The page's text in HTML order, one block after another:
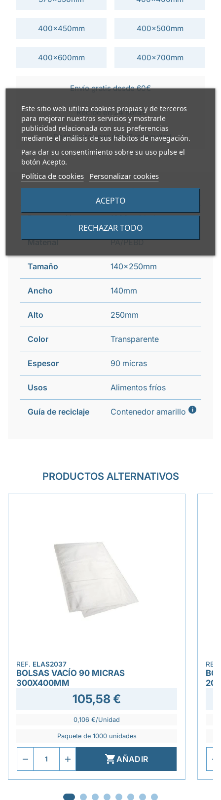
Este sitio web utiliza cookies propias y de terceros
para mejorar nuestros servicios y mostrarle
publicidad relacionada con sus preferencias
mediante el análisis de sus hábitos de navegación.
Para dar su consentimiento sobre su uso pulse el
botón Acepto.
Política de cookies Personalizar cookies
RECHAZAR TODO
ACEPTO
400x450mm 400x500mm
400x600mm 400x700mm
Envío gratis desde 60€
Recibe en 24 horas
¿Descuentos por palet?¡consultar!
Presentación 1000 unidades
Material PA/PEBD
Tamaño 140x250mm
Ancho 140mm
Alto 250mm
Color Transparente
Espesor 90 micras
Usos Alimentos fríos
Guía de reciclaje Contenedor amarillo i
PRODUCTOS ALTERNATIVOS
REF. ELAS2037
BOLSAS VACÍO 90 MICRAS
300X400MM
105,58 €
0,106 €/Unidad
Paquete de 1000 unidades
AÑADIR